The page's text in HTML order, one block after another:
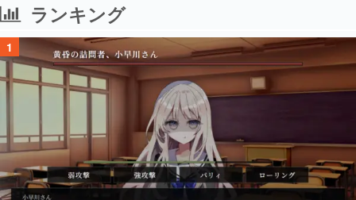
ランキング
1